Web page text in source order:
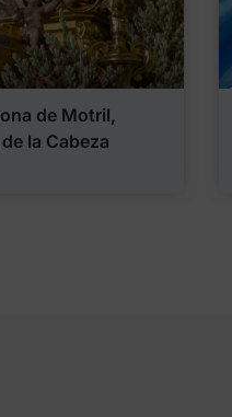
de Motril,
la Cabeza